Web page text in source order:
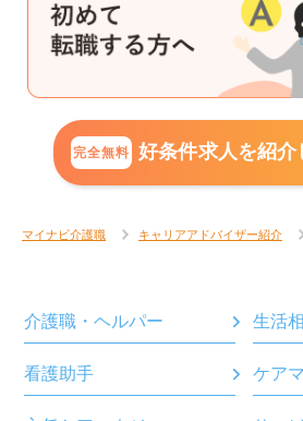
完全無料 好条件求人を紹介
マイナビ介護職 キャリアアドバイザー紹介
介護職・ヘルパー 生活
看護助手 ケア